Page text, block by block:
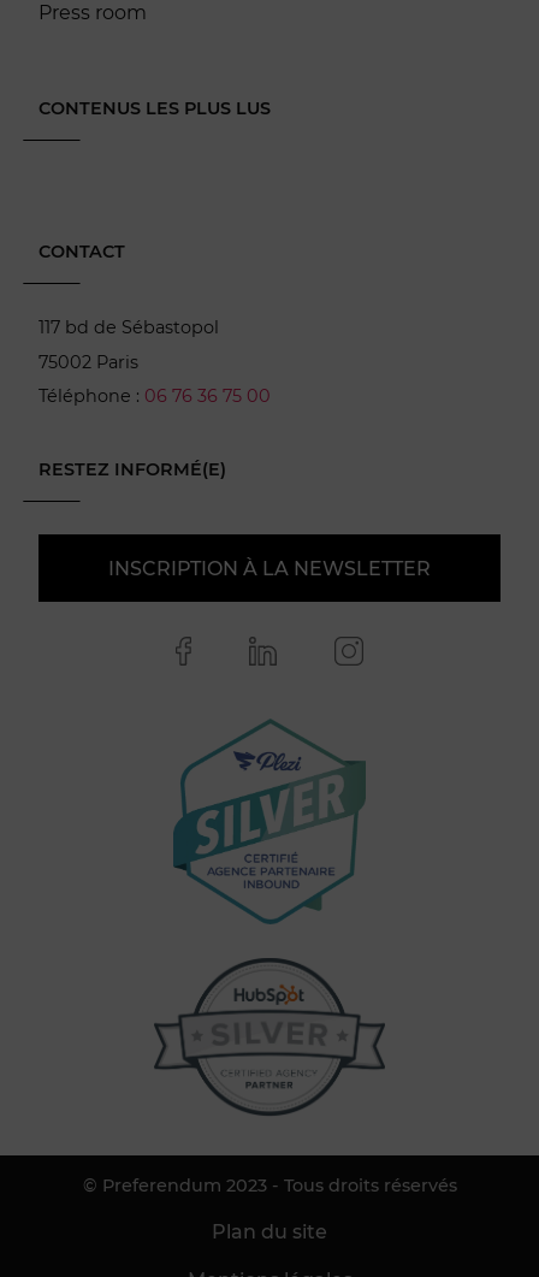
Press room
CONTENUS LES PLUS LUS
CONTACT
117 bd de Sébastopol
75002 Paris
Téléphone : 06 76 36 75 00
RESTEZ INFORMÉ(E)
INSCRIPTION À LA NEWSLETTER
© Preferendum 2023 - Tous droits réservés
Plan du site